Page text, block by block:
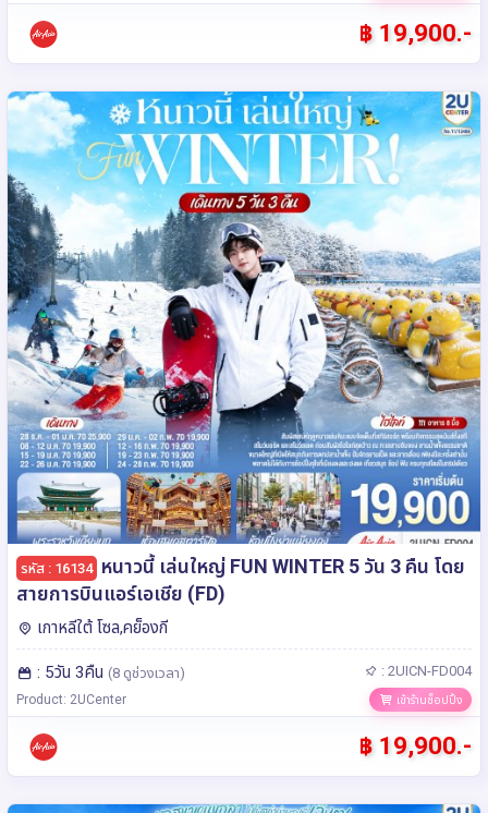
฿ 19,900.-
รหัส : 16134 หนาวนี้ เล่นใหญ่ FUN WINTER 5 วัน 3 คืน โดย
สายการบินแอร์เอเชีย (FD)
เกาหลีใต้ โซล,คย็องกี
: 5วัน 3คืน (8 ดูช่วงเวลา) : 2UICN-FD004
Product: 2UCenter เข้าร้านช็อปปิ้ง
฿ 19,900.-